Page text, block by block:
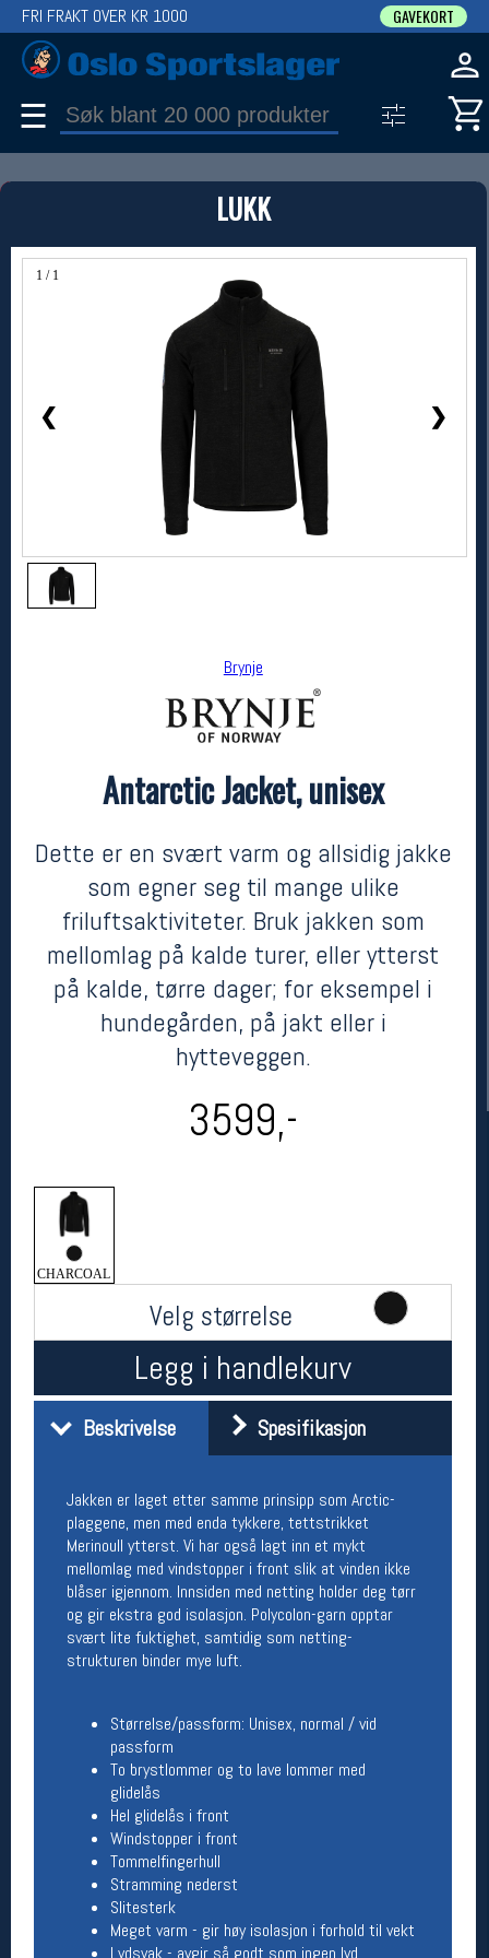
LUKK
1 / 1
❮ ❯
Brynje
Antarctic Jacket, unisex
Dette er en svært varm og allsidig jakke
som egner seg til mange ulike
friluftsaktiviteter. Bruk jakken som
mellomlag på kalde turer, eller ytterst
på kalde, tørre dager; for eksempel i
hundegården, på jakt eller i
hytteveggen.
3599,-
CHARCOAL
Velg størrelse
Legg i handlekurv
Beskrivelse Spesifikasjon
Jakken er laget etter samme prinsipp som Arctic-
plaggene, men med enda tykkere, tettstrikket
Merinoull ytterst. Vi har også lagt inn et mykt
mellomlag med vindstopper i front slik at vinden ikke
blåser igjennom. Innsiden med netting holder deg tørr
og gir ekstra god isolasjon. Polycolon-garn opptar
svært lite fuktighet, samtidig som netting-
strukturen binder mye luft.
Størrelse/passform: Unisex, normal / vid
passform
To brystlommer og to lave lommer med
glidelås
Hel glidelås i front
Windstopper i front
Tommelfingerhull
Stramming nederst
Slitesterk
Meget varm - gir høy isolasjon i forhold til vekt
Lydsvak - avgir så godt som ingen lyd
FRI FRAKT OVER KR 1000 GAVEKORT
☰
PRODUKT
Produkter (1)
Bruk filter til å spisse søket
Brynje
kr 3599
Her finner du oss
Oslo Sportslager
Torggata 20
Telefon: 23 32 62 00
(telefontid man-fredag klokken 10-13)
Om oss
Kontakt oss
Åpningstider butikk
Man-Fredag:
11-18
Lørdag:
11-16
Team Oslo Sportslager
MELD DEG INN GRATIS
Åpningstider verkstedet
Man-Fredag:
Lørdag:
Om verkstedet
For å bestille time må du logge inn i
nettbutikken og trykke på den nederste blå
linjen